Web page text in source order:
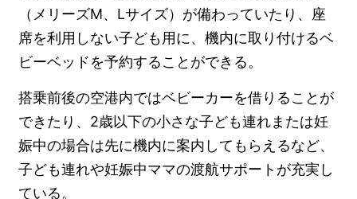
（メリーズM、Lサイズ）が備わっていたり、座
席を利用しない子ども用に、機内に取り付けるベ
ビーベッドを予約することができる。
搭乗前後の空港内ではベビーカーを借りることが
できたり、2歳以下の小さな子ども連れまたは妊
娠中の場合は先に機内に案内してもらえるなど、
子ども連れや妊娠中ママの渡航サポートが充実し
ている。